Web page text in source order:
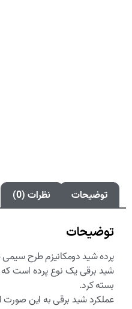
توضیحات نظرات (0)
توضیحات
پرده شید دومکانیزم طرح
شید برقی یک نوع پرده است که
بسته کرد.
عملکرد شید برقی به این صورت